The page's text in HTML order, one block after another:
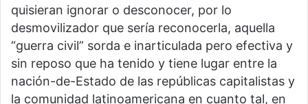
quisieran ignorar o desconocer, por lo
desmovilizador que sería reconocerla, aquella
“guerra civil” sorda e inarticulada pero efectiva y
sin reposo que ha tenido y tiene lugar entre la
nación-de-Estado de las repúblicas capitalistas y
la comunidad latinoamericana en cuanto tal, en